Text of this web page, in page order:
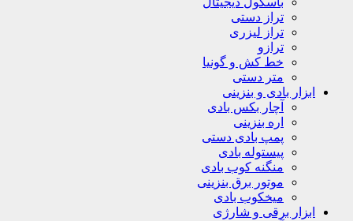
تراز دستی
تراز لیزری
ترازو
خط کش و گونیا
متر دستی
ابزار بادی و بنزینی
آچار بکس بادی
اره بنزینی
پمپ بادی دستی
پیستوله بادی
منگنه کوب بادی
موتور برق بنزینی
میخکوب بادی
ابزار برقی و شارژی